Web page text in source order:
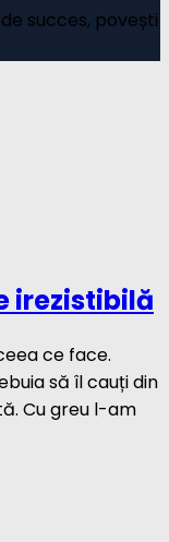
succes, povești
irezistibilă
ce face.
să îl cauți din
Cu greu l-am